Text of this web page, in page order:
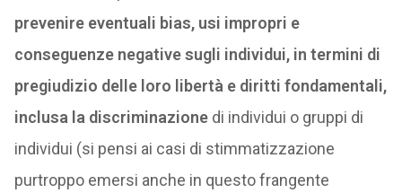
prevenire eventuali bias, usi impropri e
conseguenze negative sugli individui, in termini di
pregiudizio delle loro libertà e diritti fondamentali,
inclusa la discriminazionedi individui o gruppi di
individui (si pensi ai casi di stimmatizzazione
purtroppo emersi anche in questo frangente